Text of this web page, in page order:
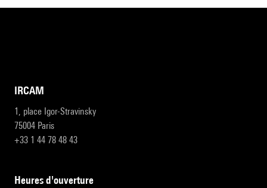
IRCAM
1, place Igor-Stravinsky
75004 Paris
+33 1 44 78 48 43
heures d'ouverture